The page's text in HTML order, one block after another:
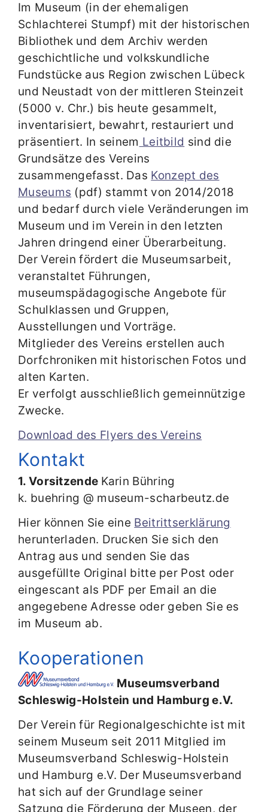
Im Museum (in der ehemaligen
Schlachterei Stumpf) mit der historischen
Bibliothek und dem Archiv werden
geschichtliche und volkskundliche
Fundstücke aus Region zwischen Lübeck
und Neustadt von der mittleren Steinzeit
(5000 v. Chr.) bis heute gesammelt,
inventarisiert, bewahrt, restauriert und
präsentiert. In seinem Leitbild sind die
Grundsätze des Vereins
zusammengefasst. Das Konzept des
Museums (pdf) stammt von 2014/2018
und bedarf durch viele Veränderungen im
Museum und im Verein in den letzten
Jahren dringend einer Überarbeitung.
Der Verein fördert die Museumsarbeit,
veranstaltet Führungen,
museumspädagogische Angebote für
Schulklassen und Gruppen,
Ausstellungen und Vorträge.
Mitglieder des Vereins erstellen auch
Dorfchroniken mit historischen Fotos und
alten Karten.
Er verfolgt ausschließlich gemeinnützige
Zwecke.
Download des Flyers des Vereins
Kontakt
1. Vorsitzende Karin Bühring
k. buehring @ museum-scharbeutz.de
Hier können Sie eine Beitrittserklärung
herunterladen. Drucken Sie sich den
Antrag aus und senden Sie das
ausgefüllte Original bitte per Post oder
eingescant als PDF per Email an die
angegebene Adresse oder geben Sie es
im Museum ab.
Kooperationen
Museumsverband
Schleswig-Holstein und Hamburg e.V.
Der Verein für Regionalgeschichte ist mit
seinem Museum seit 2011 Mitglied im
Museumsverband Schleswig-Holstein
und Hamburg e.V. Der Museumsverband
hat sich auf der Grundlage seiner
Satzung die Förderung der Museen, der